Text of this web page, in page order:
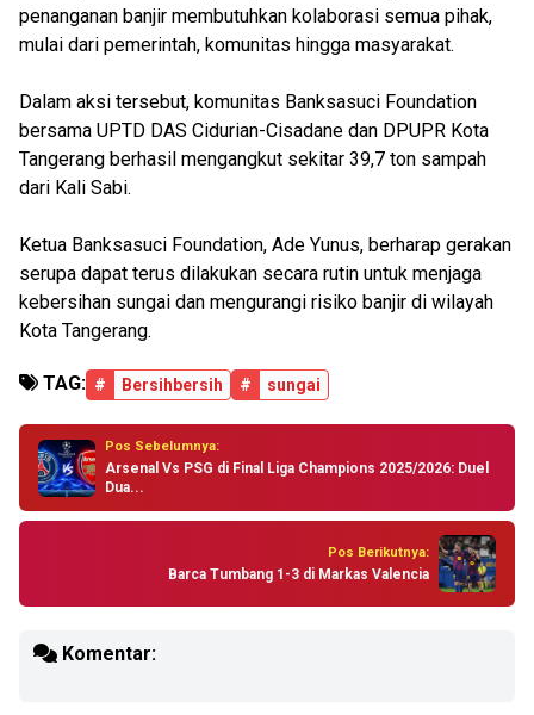
penanganan banjir membutuhkan kolaborasi semua pihak,
mulai dari pemerintah, komunitas hingga masyarakat.
Dalam aksi tersebut, komunitas Banksasuci Foundation
bersama UPTD DAS Cidurian-Cisadane dan DPUPR Kota
Tangerang berhasil mengangkut sekitar 39,7 ton sampah
dari Kali Sabi.
Ketua Banksasuci Foundation, Ade Yunus, berharap gerakan
serupa dapat terus dilakukan secara rutin untuk menjaga
kebersihan sungai dan mengurangi risiko banjir di wilayah
Kota Tangerang.
TAG: # Bersihbersih # sungai
Pos Sebelumnya:
Arsenal Vs PSG di Final Liga Champions 2025/2026: Duel
Dua...
Pos Berikutnya:
Barca Tumbang 1-3 di Markas Valencia
Komentar: